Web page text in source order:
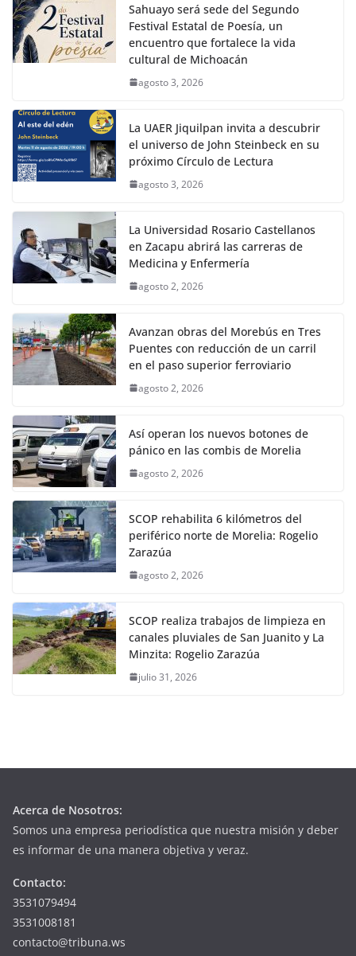
Sahuayo será sede del Segundo
Festival Estatal de Poesía, un
encuentro que fortalece la vida
cultural de Michoacán
agosto 3, 2026
La UAER Jiquilpan invita a descubrir
el universo de John Steinbeck en su
próximo Círculo de Lectura
agosto 3, 2026
La Universidad Rosario Castellanos
en Zacapu abrirá las carreras de
Medicina y Enfermería
agosto 2, 2026
Avanzan obras del Morebús en Tres
Puentes con reducción de un carril
en el paso superior ferroviario
agosto 2, 2026
Así operan los nuevos botones de
pánico en las combis de Morelia
agosto 2, 2026
SCOP rehabilita 6 kilómetros del
periférico norte de Morelia: Rogelio
Zarazúa
agosto 2, 2026
SCOP realiza trabajos de limpieza en
canales pluviales de San Juanito y La
Minzita: Rogelio Zarazúa
julio 31, 2026
Acerca de Nosotros:
Somos una empresa periodística que nuestra misión y deber
es informar de una manera objetiva y veraz.
Contacto:
3531079494
3531008181
contacto@tribuna.ws